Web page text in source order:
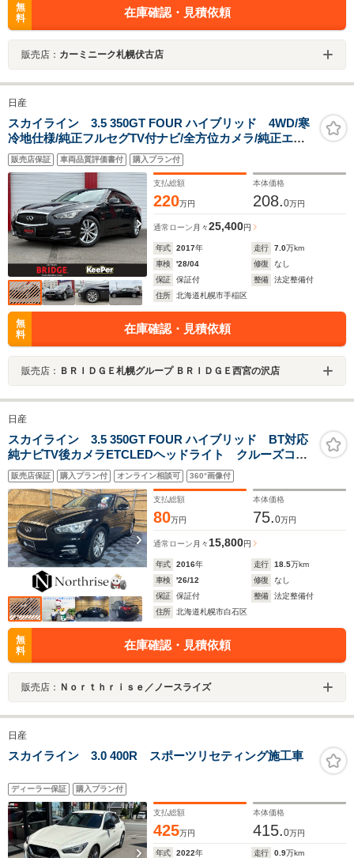
無
料
在庫確認・見積依頼
販売店： カーミニーク札幌伏古店
日産
スカイライン 3.5 350GT FOUR ハイブリッド 4WD/寒
冷地仕様/純正フルセグTV付ナビ/全方位カメラ/純正エン
ジンスターター/Bluetooth接続/ビルトインETC/パワーシ
ート/アダプティブクルーズコントロール/スマートキー/ス
ペアキー
販売店保証 車両品質評価書付 購入プラン付
支払総額
220万円
本体価格
208.0万円
通常ローン 月々25,400円
年式 2017年 走行 7.0万km
車検
'28/04 修復
なし
保証
保証付 整備
法定整備付
住所
北海道札幌市手稲区
無
料
在庫確認・見積依頼
販売店： ＢＲＩＤＧＥ札幌グループ ＢＲＩＤＧＥ西宮の沢店
日産
スカイライン 3.5 350GT FOUR ハイブリッド BT対応
純ナビTV後カメラETCLEDヘッドライト クルーズコン
トロール 黒ハーフレザー 電動シート ビルトイン
ETC Bluetooth対応 エンジンスターター
販売店保証 購入プラン付 オンライン相談可 360°画像付
支払総額
80万円
本体価格
75.0万円
通常ローン 月々 15,800円
年式 2016年 走行 18.5万km
車検
'26/12 修復
なし
保証
保証付 整備
法定整備付
住所
北海道札幌市白石区
無
料
在庫確認・見積依頼
販売店： Ｎｏｒｔｈｒｉｓｅ／ノースライズ
日産
スカイライン 3.0 400R スポーツリセティング施工車
ディーラー保証 購入プラン付
支払総額
425万円
本体価格
415.0万円
年式 2022年 走行 0.9万km